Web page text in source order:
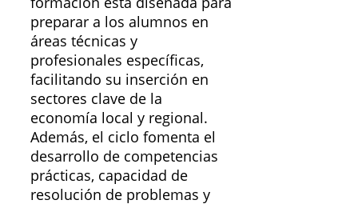
preparar a los alumnos en
áreas técnicas y
profesionales específicas,
facilitando su inserción en
sectores clave de la
economía local y regional.
Además, el ciclo fomenta el
desarrollo de competencias
prácticas, capacidad de
resolución de problemas y